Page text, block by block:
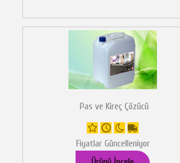
Pas ve Kireç Çözücü
Fiyatlar Güncelleniyor